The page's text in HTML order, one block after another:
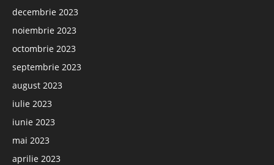
decembrie 2023
noiembrie 2023
octombrie 2023
septembrie 2023
august 2023
iulie 2023
iunie 2023
mai 2023
aprilie 2023